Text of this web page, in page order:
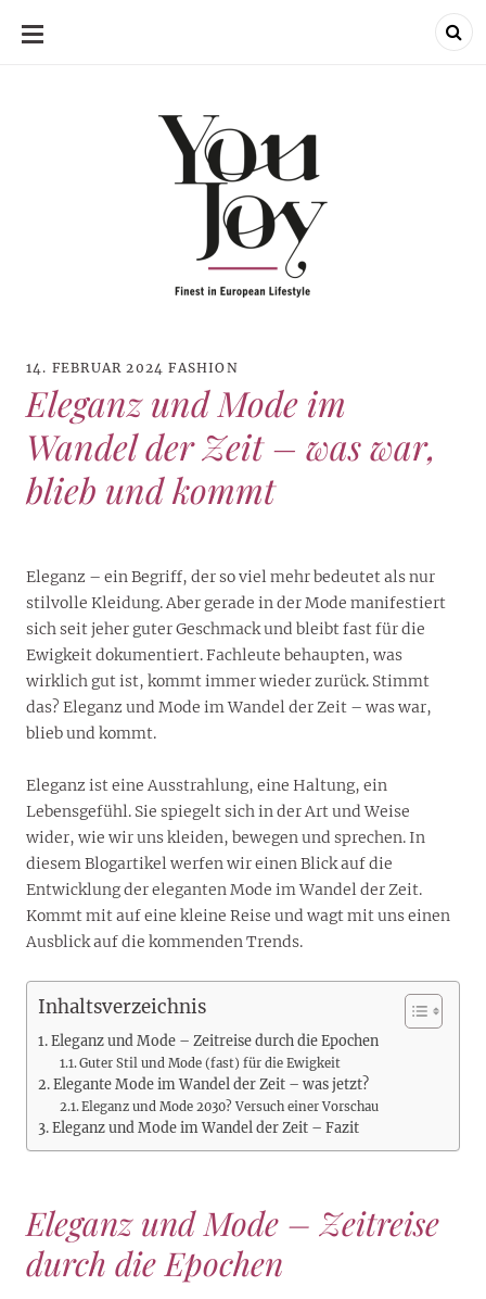
SKIP
14. FEBRUAR 2024 FASHION
Eleganz und Mode im
Wandel der Zeit – was war,
blieb und kommt
Eleganz – ein Begriff, der so viel mehr bedeutet als nur
stilvolle Kleidung. Aber gerade in der Mode manifestiert
sich seit jeher guter Geschmack und bleibt fast für die
Ewigkeit dokumentiert. Fachleute behaupten, was
wirklich gut ist, kommt immer wieder zurück. Stimmt
das? Eleganz und Mode im Wandel der Zeit – was war,
blieb und kommt.
Eleganz ist eine Ausstrahlung, eine Haltung, ein
Lebensgefühl. Sie spiegelt sich in der Art und Weise
wider, wie wir uns kleiden, bewegen und sprechen. In
diesem Blogartikel werfen wir einen Blick auf die
Entwicklung der eleganten Mode im Wandel der Zeit.
Kommt mit auf eine kleine Reise und wagt mit uns einen
Ausblick auf die kommenden Trends.
Inhaltsverzeichnis
Eleganz und Mode – Zeitreise durch die Epochen
Guter Stil und Mode (fast) für die Ewigkeit
Elegante Mode im Wandel der Zeit – was jetzt?
Eleganz und Mode 2030? Versuch einer Vorschau
Eleganz und Mode im Wandel der Zeit – Fazit
Eleganz und Mode – Zeitreise
durch die Epochen